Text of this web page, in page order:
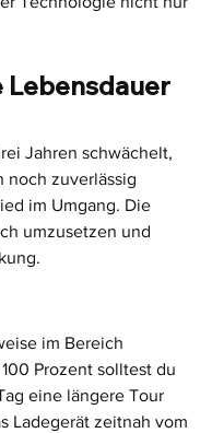
Lebensdauer
Jahren schwächelt,
noch zuverlässig
im Umgang. Die
umzusetzen und
im Bereich
Prozent solltest du
eine längere Tour
Ladegerät zeitnah vom